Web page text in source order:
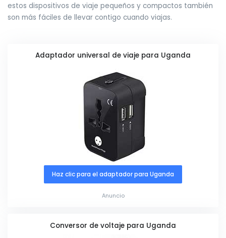
estos dispositivos de viaje pequeños y compactos también
son más fáciles de llevar contigo cuando viajas.
Adaptador universal de viaje para Uganda
Haz clic para el adaptador para Uganda
Anuncio
Conversor de voltaje para Uganda